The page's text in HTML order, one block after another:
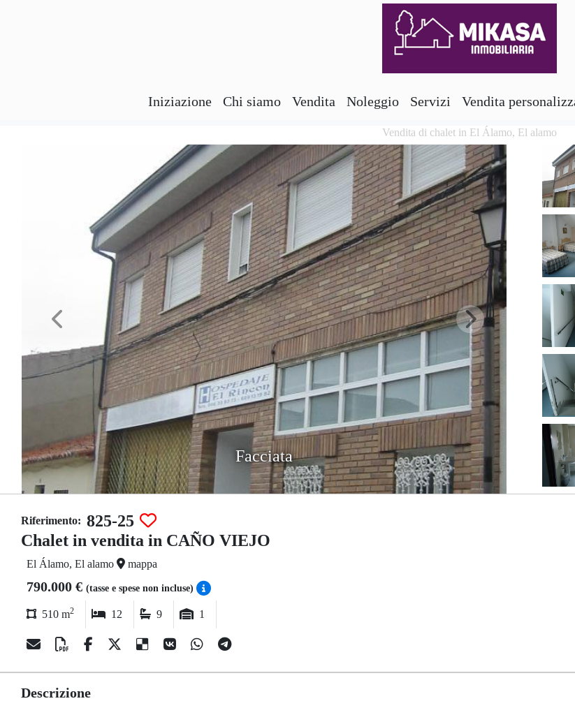
Iniziazione Chi siamo Vendita Noleggio Servizi Vendita
Vendita di chalet in El Álamo, El alamo
Facciata
Riferimento: 825-25
Chalet in vendita in CAÑO VIEJO
El Álamo, El alamo mappa
790.000 € (tasse e spese non incluse)
510 m2 12 9 1
Descrizione